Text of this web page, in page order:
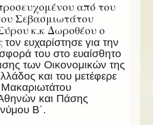
από του
Σεβασμιωτάτου
κ.κ Δωροθέου ο
τον ευχαρίστησε για την
του στο ευαίσθητο
των Οικονομικών της
και του μετέφερε
Μακαριωτάτου
και Πάσης
Β΄.